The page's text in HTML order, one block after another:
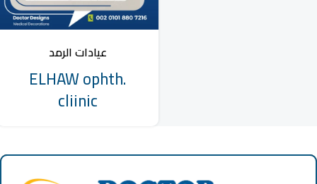
عيادات الرمد
ELHAW ophth.
cliinic